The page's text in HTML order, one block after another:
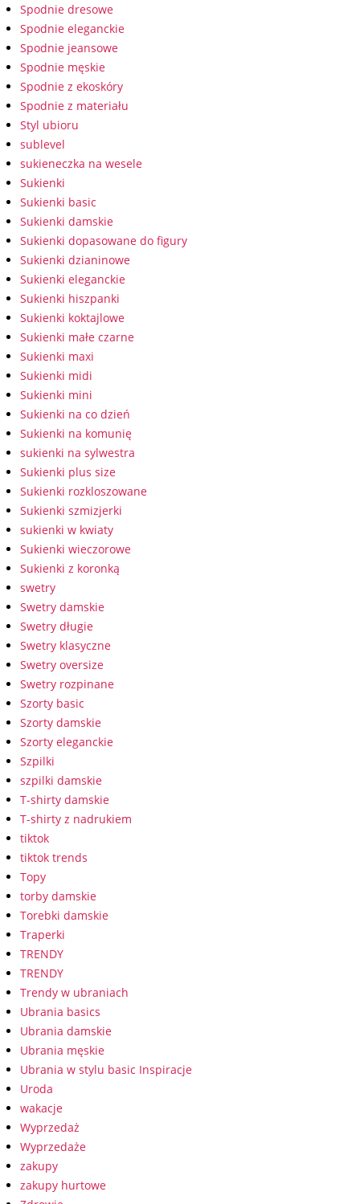
Spodnie dresowe
Spodnie eleganckie
Spodnie jeansowe
Spodnie męskie
Spodnie z ekoskóry
Spodnie z materiału
Styl ubioru
sublevel
sukieneczka na wesele
Sukienki
Sukienki basic
Sukienki damskie
Sukienki dopasowane do figury
Sukienki dzianinowe
Sukienki eleganckie
Sukienki hiszpanki
Sukienki koktajlowe
Sukienki małe czarne
Sukienki maxi
Sukienki midi
Sukienki mini
Sukienki na co dzień
Sukienki na komunię
sukienki na sylwestra
Sukienki plus size
Sukienki rozkloszowane
Sukienki szmizjerki
sukienki w kwiaty
Sukienki wieczorowe
Sukienki z koronką
swetry
Swetry damskie
Swetry długie
Swetry klasyczne
Swetry oversize
Swetry rozpinane
Szorty basic
Szorty damskie
Szorty eleganckie
Szpilki
szpilki damskie
T-shirty damskie
T-shirty z nadrukiem
tiktok
tiktok trends
Topy
torby damskie
Torebki damskie
Traperki
TRENDY
TRENDY
Trendy w ubraniach
Ubrania basics
Ubrania damskie
Ubrania męskie
Ubrania w stylu basic Inspiracje
Uroda
wakacje
Wyprzedaż
Wyprzedaże
zakupy
zakupy hurtowe